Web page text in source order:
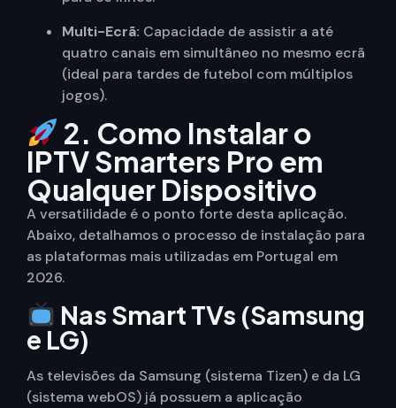
Multi-Ecrã: Capacidade de assistir a até
quatro canais em simultâneo no mesmo ecrã
(ideal para tardes de futebol com múltiplos
jogos).
2. Como Instalar o
IPTV Smarters Pro em
Qualquer Dispositivo
A versatilidade é o ponto forte desta aplicação.
Abaixo, detalhamos o processo de instalação para
as plataformas mais utilizadas em Portugal em
2026.
Nas Smart TVs (Samsung
e LG)
As televisões da Samsung (sistema Tizen) e da LG
(sistema webOS) já possuem a aplicação